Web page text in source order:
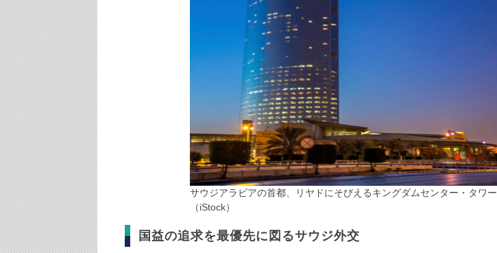
サウジアラビアの首都、リヤドにそびえるキングダムセンター・タワー
（iStock）
国益の追求を最優先に図るサウジ外交